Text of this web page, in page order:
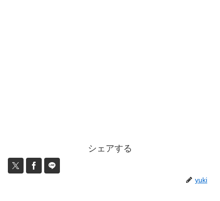
シェアする
yuki